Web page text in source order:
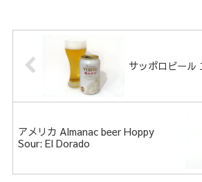
サッポロビール
アメリカ Almanac beer Hoppy
Sour: El Dorado